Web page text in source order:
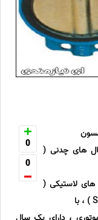
0
0
های چدنی (
با آب بندی های لاستیکی (